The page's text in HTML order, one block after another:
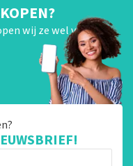
wij ze wel van je!